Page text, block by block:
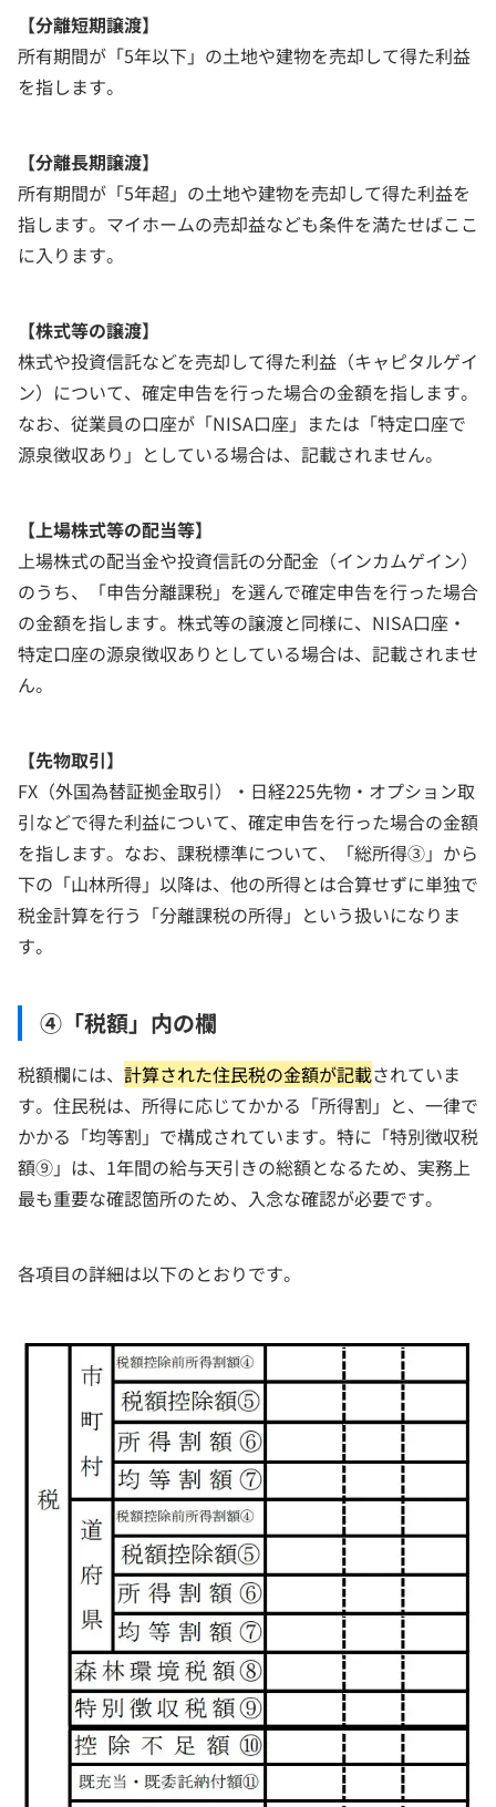
【分離短期譲渡】
所有期間が「5年以下」の土地や建物を売却して得た利益
を指します。
【分離長期譲渡】
所有期間が「5年超」の土地や建物を売却して得た利益を
指します。マイホームの売却益なども条件を満たせばここ
に入ります。
【株式等の譲渡】
株式や投資信託などを売却して得た利益（キャピタルゲイ
ン）について、確定申告を行った場合の金額を指します。
なお、従業員の口座が「NISA口座」または「特定口座で
源泉徴収あり」としている場合は、記載されません。
【上場株式等の配当等】
上場株式の配当金や投資信託の分配金（インカムゲイン）
のうち、「申告分離課税」を選んで確定申告を行った場合
の金額を指します。株式等の譲渡と同様に、NISA口座・
特定口座の源泉徴収ありとしている場合は、記載されませ
ん。
【先物取引】
FX（外国為替証拠金取引）・日経225先物・オプション取
引などで得た利益について、確定申告を行った場合の金額
を指します。なお、課税標準について、「総所得③」から
下の「山林所得」以降は、他の所得とは合算せずに単独で
税金計算を行う「分離課税の所得」という扱いになりま
す。
④「税額」内の欄
税額欄には、 計算された住民税の金額が記載されていま
す。住民税は、所得に応じてかかる「所得割」と、一律で
かかる「均等割」で構成されています。特に「特別徴収税
額⑨」は、1年間の給与天引きの総額となるため、実務上
最も重要な確認箇所のため、入念な確認が必要です。
各項目の詳細は以下のとおりです。